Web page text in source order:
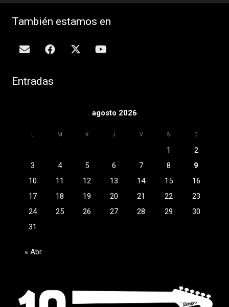
También estamos en
Entradas
agosto 2026
L M X J V S D
1
2
3
4 5 6 7 8
9
10
11 12 13 14 15
16
17
18 19 20 21 22
23
24
25 26 27 28 29
30
31
« Abr